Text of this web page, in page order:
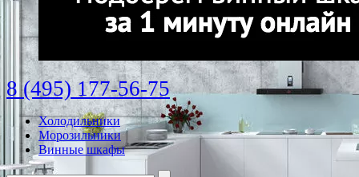
8 (495) 177-56-75
Холодильники
Морозильники
Винные шкафы